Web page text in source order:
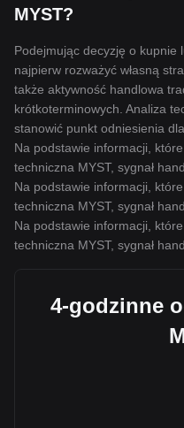
MYST?
Podejmując decyzję o kupnie
najpierw rozważyć własną
także aktywność handlowa
krótkoterminowych. Analiza
stanowić punkt odniesienia
Na podstawie informacji,
techniczna MYST, sygnał
Na podstawie informacji,
techniczna MYST, sygnał
Na podstawie informacji,
techniczna MYST, sygnał
4-godzinne